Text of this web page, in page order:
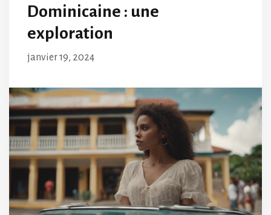
Dominicaine : une
exploration
janvier 19, 2024